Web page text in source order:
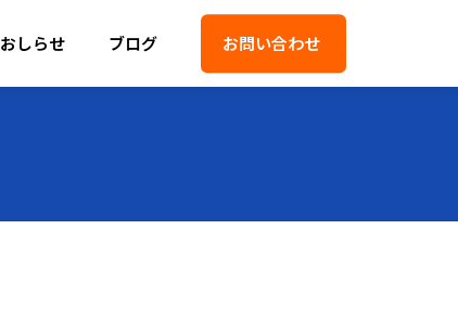
おしらせ ブログ お問い合わせ